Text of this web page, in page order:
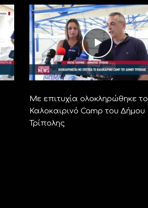
Με επιτυχία ολοκληρώθηκε το
Καλοκαιρινό Camp του Δήμου
Τρίπολης